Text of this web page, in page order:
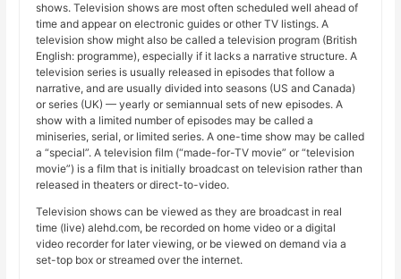
shows. Television shows are most often scheduled well ahead of
time and appear on electronic guides or other TV listings. A
television show might also be called a television program (British
English: programme), especially if it lacks a narrative structure. A
television series is usually released in episodes that follow a
narrative, and are usually divided into seasons (US and Canada)
or series (UK) — yearly or semiannual sets of new episodes. A
show with a limited number of episodes may be called a
miniseries, serial, or limited series. A one-time show may be called
a “special”. A television film (“made-for-TV movie” or “television
movie”) is a film that is initially broadcast on television rather than
released in theaters or direct-to-video.
Television shows can be viewed as they are broadcast in real
time (live) alehd.com, be recorded on home video or a digital
video recorder for later viewing, or be viewed on demand via a
set-top box or streamed over the internet.